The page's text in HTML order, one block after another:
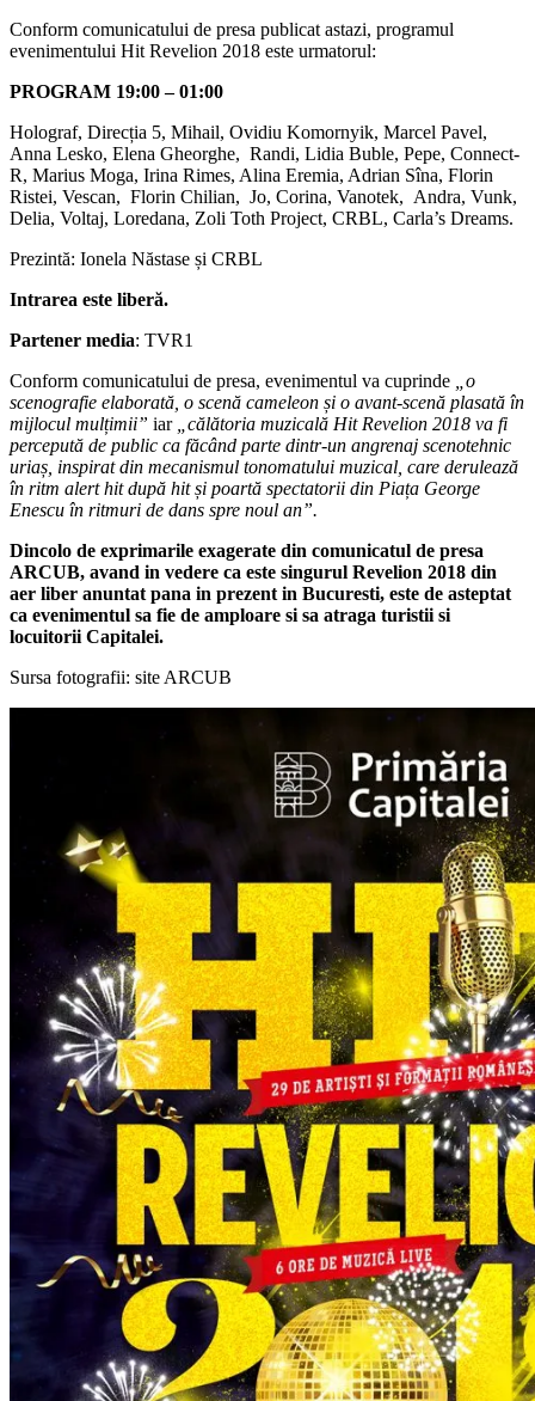
Conform comunicatului de presa publicat astazi, programul
evenimentului Hit Revelion 2018 este urmatorul:
PROGRAM 19:00 – 01:00
Holograf, Direcția 5, Mihail, Ovidiu Komornyik, Marcel Pavel,
Anna Lesko, Elena Gheorghe, Randi, Lidia Buble, Pepe, Connect-
R, Marius Moga, Irina Rimes, Alina Eremia, Adrian Sîna, Florin
Ristei, Vescan, Florin Chilian, Jo, Corina, Vanotek, Andra, Vunk,
Delia, Voltaj, Loredana, Zoli Toth Project, CRBL, Carla’s Dreams.
Prezintă: Ionela Năstase și CRBL
Intrarea este liberă.
Partener media: TVR1
Conform comunicatului de presa, evenimentul va cuprinde „o
scenografie elaborată, o scenă cameleon și o avant-scenă plasată în
mijlocul mulțimii” iar
„călătoria muzicală Hit Revelion 2018 va fi
percepută de public ca făcând parte dintr-un angrenaj scenotehnic
uriaș, inspirat din mecanismul tonomatului muzical, care derulează
în ritm alert hit după hit și poartă spectatorii din Piața George
Enescu în ritmuri de dans spre noul an”.
Dincolo de exprimarile exagerate din comunicatul de presa
ARCUB, avand in vedere ca este singurul Revelion 2018 din
aer liber anuntat pana in prezent in Bucuresti, este de asteptat
ca evenimentul sa fie de amploare si sa atraga turistii si
locuitorii Capitalei.
Sursa fotografii: site ARCUB